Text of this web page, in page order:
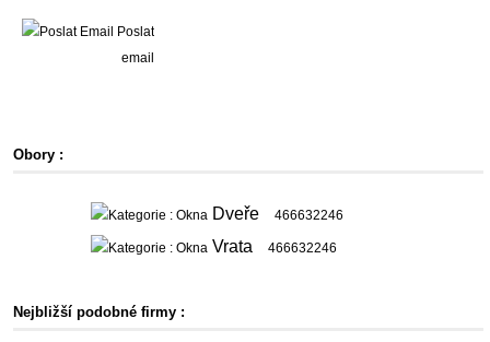
Poslat
email
Obory :
Dveře 466632246
Vrata 466632246
Nejbližší podobné firmy :